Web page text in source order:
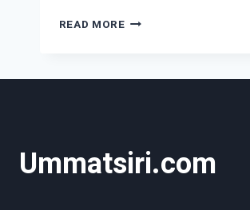
READ MOREHATI-
HAL
BERIKUT
Ummatsiri.com